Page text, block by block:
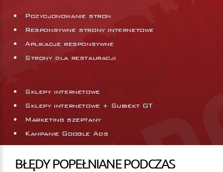
Pozycjonowanie stron
Responsywne strony internetowe
Aplikacje responsywne
Strony dla restauracji
Sklepy internetowe
Sklepy internetowe + Subiekt GT
Marketing szeptany
Kampanie Google Ads
BŁĘDY POPEŁNIANE PODCZAS